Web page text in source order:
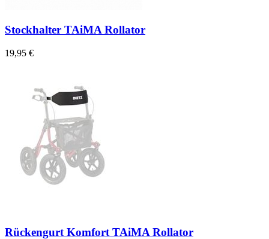
Stockhalter TAiMA Rollator
19,95 €
Rückengurt Komfort TAiMA Rollator